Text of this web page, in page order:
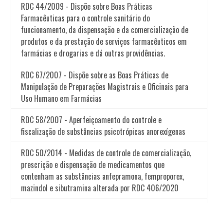
RDC 44/2009 - Dispõe sobre Boas Práticas
Farmacêuticas para o controle sanitário do
funcionamento, da dispensação e da comercialização de
produtos e da prestação de serviços farmacêuticos em
farmácias e drogarias e dá outras providências.
RDC 67/2007 - Dispõe sobre as Boas Práticas de
Manipulação de Preparações Magistrais e Oficinais para
Uso Humano em Farmácias
RDC 58/2007 - Aperfeiçoamento do controle e
fiscalização de substâncias psicotrópicas anorexígenas
RDC 50/2014 - Medidas de controle de comercialização,
prescrição e dispensação de medicamentos que
contenham as substâncias anfepramona, femproporex,
mazindol e sibutramina alterada por RDC 406/2020